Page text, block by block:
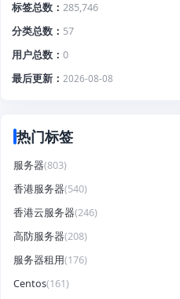
标签总数
285,746
分类总数
57
用户总数
0
最后更新
2026-08-08
热门标签
服务器(803)
香港服务器(540)
香港云服务器(246)
高防服务器(208)
服务器租用(176)
Centos(161)